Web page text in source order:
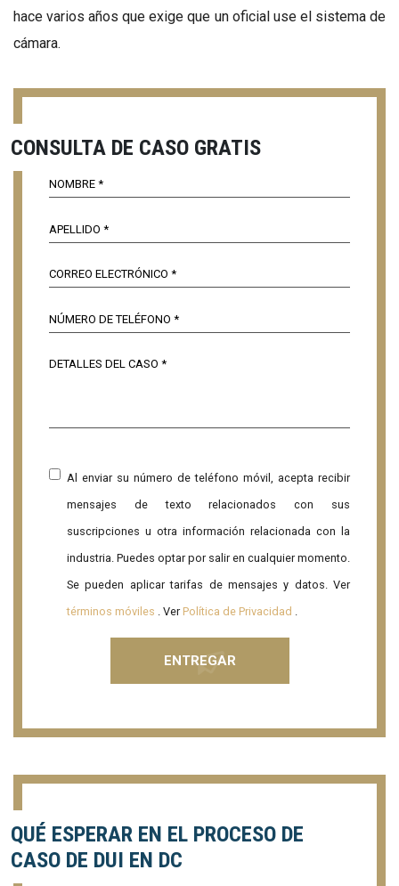
hace varios años que exige que un oficial use el sistema de
cámara.
CONSULTA DE CASO GRATIS
Al enviar su número de teléfono móvil, acepta recibir
mensajes de texto relacionados con sus
suscripciones u otra información relacionada con la
industria. Puedes optar por salir en cualquier momento.
Se pueden aplicar tarifas de mensajes y datos. Ver
términos móviles . VerPolítica de Privacidad .
QUÉ ESPERAR EN EL PROCESO DE
CASO DE DUI EN DC